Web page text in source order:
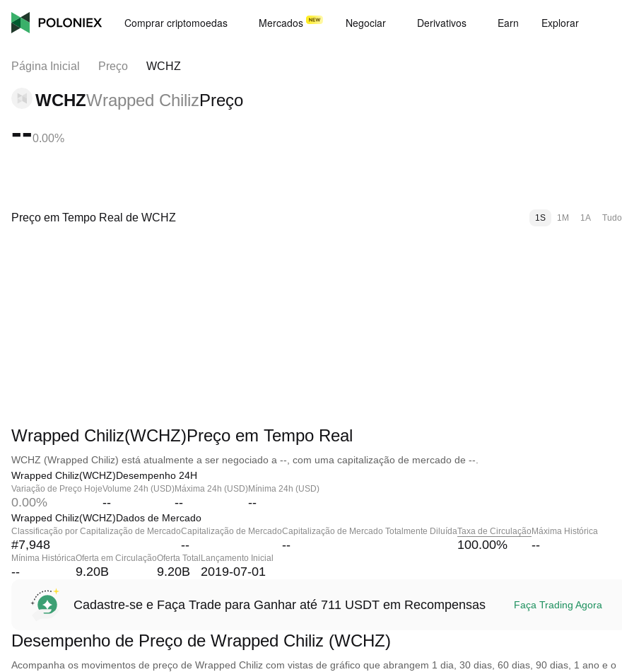
Comprar criptomoedas Mercados Negociar Derivativos Earn Explorar
Página Inicial Preço WCHZ
WCHZWrapped ChilizPreço
--0.00%
Preço em Tempo Real de WCHZ 1S 1M 1A Tudo
Wrapped Chiliz(WCHZ)Preço em Tempo Real
WCHZ (Wrapped Chiliz) está atualmente a ser negociado a --, com uma capitalização de mercado de --.
Wrapped Chiliz(WCHZ)Desempenho 24H
Variação de Preço Hoje
0.00%
Volume 24h (USD)
--
Máxima 24h (USD)
--
Mínima 24h (USD)
--
Wrapped Chiliz(WCHZ)Dados de Mercado
Classificação por Capitalização de Mercado
#7,948
Capitalização de Mercado
--
Capitalização de Mercado Totalmente Diluída
--
Taxa de Circulação
100.00%
Máxima Histórica
--
Mínima Histórica
--
Oferta em Circulação
9.20B
Oferta Total
9.20B
Lançamento Inicial
2019-07-01
Cadastre-se e Faça Trade para Ganhar até 711 USDT em Recompensas Faça Trading Agora
Desempenho de Preço de Wrapped Chiliz (WCHZ)
Acompanha os movimentos de preço de Wrapped Chiliz com vistas de gráfico que abrangem 1 dia, 30 dias, 60 dias, 90 dias, 1 ano e o